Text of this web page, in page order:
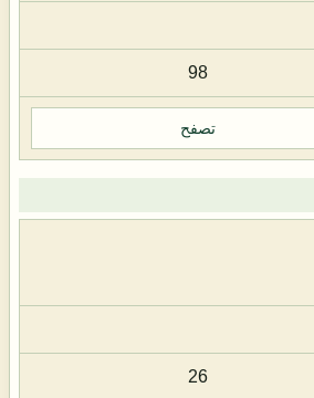
98
تصفح
26